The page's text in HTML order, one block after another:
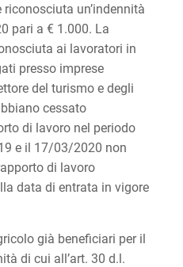
un’indennità
pari a € 1.000. La
ai lavoratori in
presso imprese
del turismo e degli
cessato
di lavoro nel periodo
e il 17/03/2020 non
di lavoro
data di entrata in vigore
già beneficiari per il
di cui all’art. 30 d.l.